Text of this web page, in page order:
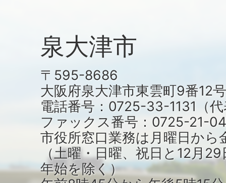
泉大津市
〒595-8686
大阪府泉大津市東雲町9番12号
電話番号：0725-33-1131（
ファックス番号：0725-21-
市役所窓口業務は月曜日から
（土曜・日曜、祝日と12月
年始を除く）